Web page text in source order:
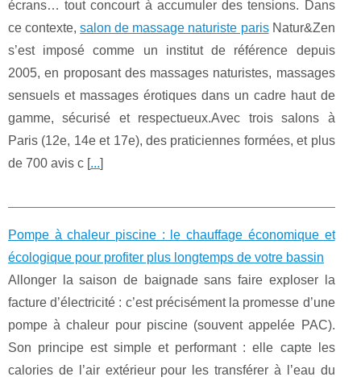
écrans… tout concourt à accumuler des tensions. Dans
ce contexte,salon de massage naturiste parisNatur&Zen
s’est imposé comme un institut de référence depuis
2005, en proposant des massages naturistes, massages
sensuels et massages érotiques dans un cadre haut de
gamme, sécurisé et respectueux.Avec trois salons à
Paris (12e, 14e et 17e), des praticiennes formées, et plus
de 700 avis c [...]
Pompe à chaleur piscine : le chauffage économique et
écologique pour profiter plus longtemps de votre bassin
Allonger la saison de baignade sans faire exploser la
facture d’électricité : c’est précisément la promesse d’une
pompe à chaleur pour piscine (souvent appelée PAC).
Son principe est simple et performant : elle capte les
calories de l’air extérieur pour les transférer à l’eau du